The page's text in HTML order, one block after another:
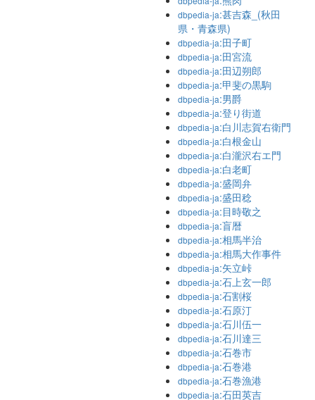
dbpedia-ja:甚吉森_(秋田
県・青森県)
dbpedia-ja:田子町
dbpedia-ja:田宮流
dbpedia-ja:田辺朔郎
dbpedia-ja:甲斐の黒駒
dbpedia-ja:男爵
dbpedia-ja:登り街道
dbpedia-ja:白川志賀右衛門
dbpedia-ja:白根金山
dbpedia-ja:白瀧沢右エ門
dbpedia-ja:白老町
dbpedia-ja:盛岡弁
dbpedia-ja:盛田稔
dbpedia-ja:目時敬之
dbpedia-ja:盲暦
dbpedia-ja:相馬半治
dbpedia-ja:相馬大作事件
dbpedia-ja:矢立峠
dbpedia-ja:石上玄一郎
dbpedia-ja:石割桜
dbpedia-ja:石原汀
dbpedia-ja:石川伍一
dbpedia-ja:石川達三
dbpedia-ja:石巻市
dbpedia-ja:石巻港
dbpedia-ja:石巻漁港
dbpedia-ja:石田英吉